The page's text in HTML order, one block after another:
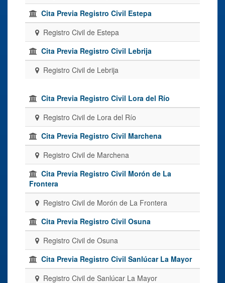
Cita Previa Registro Civil Estepa
Registro Civil de Estepa
Cita Previa Registro Civil Lebrija
Registro Civil de Lebrija
Cita Previa Registro Civil Lora del Río
Registro Civil de Lora del Río
Cita Previa Registro Civil Marchena
Registro Civil de Marchena
Cita Previa Registro Civil Morón de La
Frontera
Registro Civil de Morón de La Frontera
Cita Previa Registro Civil Osuna
Registro Civil de Osuna
Cita Previa Registro Civil Sanlúcar La Mayor
Registro Civil de Sanlúcar La Mayor